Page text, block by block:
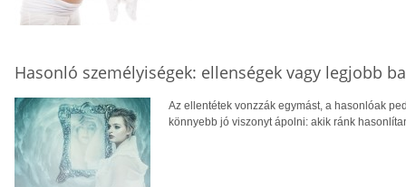
Hasonló személyiségek: ellenségek vagy legjobb
Az ellentétek vonzzák egymást, a hasonlóak
könnyebb jó viszonyt ápolni: akik ránk